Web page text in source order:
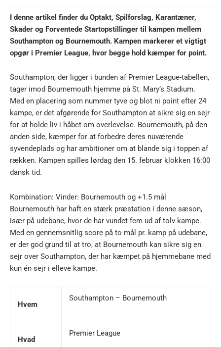
I denne artikel finder du Optakt, Spilforslag, Karantæner,
Skader og Forventede Startopstillinger til kampen mellem
Southampton og Bournemouth. Kampen markerer et vigtigt
opgør i Premier League, hvor begge hold kæmper for point.
Southampton, der ligger i bunden af Premier League-tabellen,
tager imod Bournemouth hjemme på St. Mary’s Stadium.
Med en placering som nummer tyve og blot ni point efter 24
kampe, er det afgørende for Southampton at sikre sig en sejr
for at holde liv i håbet om overlevelse. Bournemouth, på den
anden side, kæmper for at forbedre deres nuværende
syvendeplads og har ambitioner om at blande sig i toppen af
rækken. Kampen spilles lørdag den 15. februar klokken 16:00
dansk tid.
Kombination: Vinder: Bournemouth og +1.5 mål
Bournemouth har haft en stærk præstation i denne sæson,
især på udebane, hvor de har vundet fem ud af tolv kampe.
Med en gennemsnitlig score på to mål pr. kamp på udebane,
er der god grund til at tro, at Bournemouth kan sikre sig en
sejr over Southampton, der har kæmpet på hjemmebane med
kun én sejr i elleve kampe.
Hvem
Southampton – Bournemouth
Hvad
Premier League